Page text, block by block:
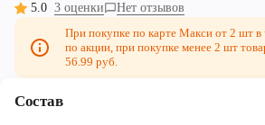
Котлас
Новодвинск
5.0 3 оценки
Нет отзывов
При покупке по карте Макси от 2 шт в
по акции, при покупке менее 2 шт
56.99 руб.
Состав